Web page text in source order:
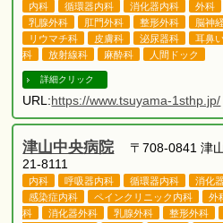
内科 循環器内科 消化器内科 外科
乳腺外科
肛門外科 整形外科 脳神
リウマチ科
皮膚科 泌尿器科 耳鼻
科
放射線科 麻酔科 人間ドック
詳細クリック
URL:https://www.tsuyama-1sthp.jp/
津山中央病院〒708-0841 津
21-8111
内科 呼吸器内科 循環器内科 消化
感染症内科
ペインクリニック内科 外
科
消化器外科 乳腺外科 整形外科